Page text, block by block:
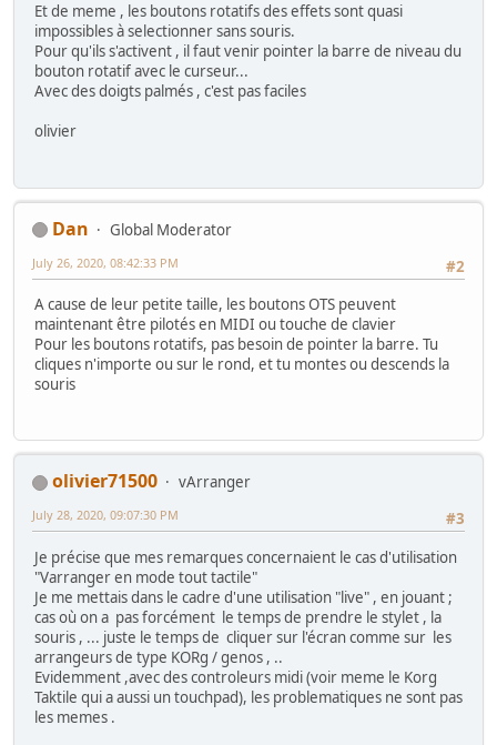
Et de meme , les boutons rotatifs des effets sont quasi
impossibles à selectionner sans souris.
Pour qu'ils s'activent , il faut venir pointer la barre de niveau du
bouton rotatif avec le curseur...
Avec des doigts palmés , c'est pas faciles
olivier
Dan
Global Moderator
#2
July 26, 2020, 08:42:33 PM
A cause de leur petite taille, les boutons OTS peuvent
maintenant être pilotés en MIDI ou touche de clavier
Pour les boutons rotatifs, pas besoin de pointer la barre. Tu
cliques n'importe ou sur le rond, et tu montes ou descends la
souris
olivier71500
vArranger
#3
July 28, 2020, 09:07:30 PM
Je précise que mes remarques concernaient le cas d'utilisation
"Varranger en mode tout tactile"
Je me mettais dans le cadre d'une utilisation "live" , en jouant ;
cas où on a pas forcément le temps de prendre le stylet , la
souris , ... juste le temps de cliquer sur l'écran comme sur les
arrangeurs de type KORg / genos , ..
Evidemment ,avec des controleurs midi (voir meme le Korg
Taktile qui a aussi un touchpad), les problematiques ne sont pas
les memes .